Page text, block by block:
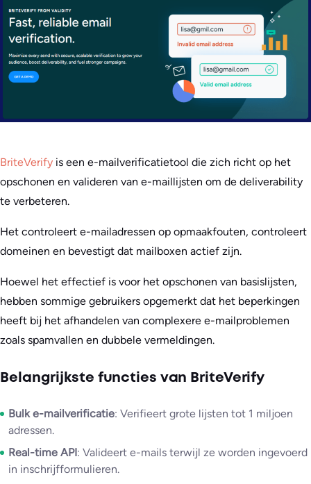
BriteVerify is een e-mailverificatietool die zich richt op het
opschonen en valideren van e-maillijsten om de deliverability
te verbeteren.
Het controleert e-mailadressen op opmaakfouten, controleert
domeinen en bevestigt dat mailboxen actief zijn.
Hoewel het effectief is voor het opschonen van basislijsten,
hebben sommige gebruikers opgemerkt dat het beperkingen
heeft bij het afhandelen van complexere e-mailproblemen
zoals spamvallen en dubbele vermeldingen.
Belangrijkste functies van BriteVerify
Bulk e-mailverificatie: Verifieert grote lijsten tot 1 miljoen
adressen.
Real-time API : Valideert e-mails terwijl ze worden ingevoerd
in inschrijfformulieren.